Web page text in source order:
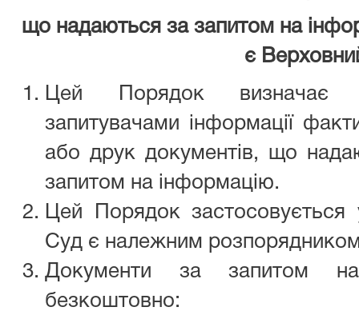
що надаються за запитом на
є
Цей Порядок визначає
запитувачами інформації
або друк документів, що
запитом на інформацію.
Цей Порядок
Суд є належним розпорядником
Документи за запитом
безкоштовно: